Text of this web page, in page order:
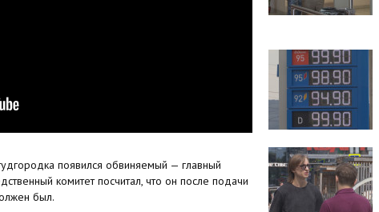
появился обвиняемый — главный
комитет посчитал, что он после подачи
был.